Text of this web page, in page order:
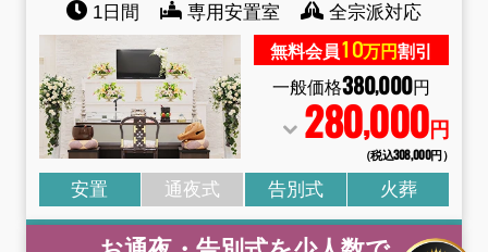
1日間 専用安置室 全宗派対応
無料会員10万円割引
一般価格380,000円
280,000円
（税込308,000円）
安置 通夜式 告別式 火葬